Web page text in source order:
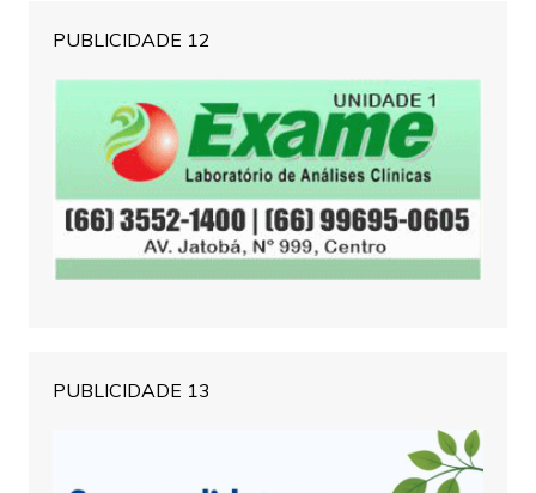
PUBLICIDADE 12
PUBLICIDADE 13